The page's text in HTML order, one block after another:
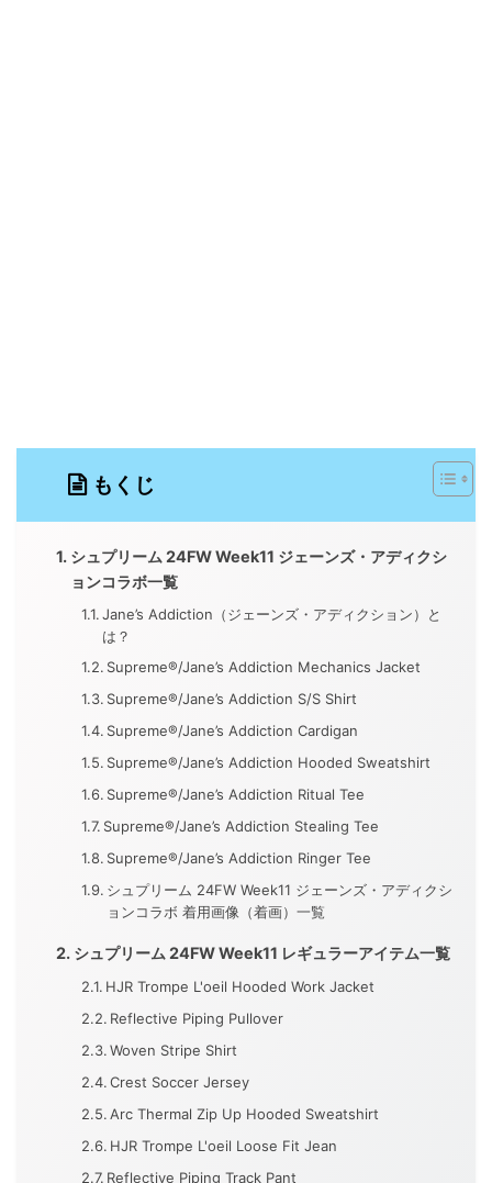
もくじ
シュプリーム 24FW Week11 ジェーンズ・アディクシ
ョンコラボ一覧
Jane’s Addiction（ジェーンズ・アディクション）と
は？
Supreme®/Jane’s Addiction Mechanics Jacket
Supreme®/Jane’s Addiction S/S Shirt
Supreme®/Jane’s Addiction Cardigan
Supreme®/Jane’s Addiction Hooded Sweatshirt
Supreme®/Jane’s Addiction Ritual Tee
Supreme®/Jane’s Addiction Stealing Tee
Supreme®/Jane’s Addiction Ringer Tee
シュプリーム 24FW Week11 ジェーンズ・アディクシ
ョンコラボ 着用画像（着画）一覧
シュプリーム 24FW Week11 レギュラーアイテム一覧
HJR Trompe L'oeil Hooded Work Jacket
Reflective Piping Pullover
Woven Stripe Shirt
Crest Soccer Jersey
Arc Thermal Zip Up Hooded Sweatshirt
HJR Trompe L'oeil Loose Fit Jean
Reflective Piping Track Pant